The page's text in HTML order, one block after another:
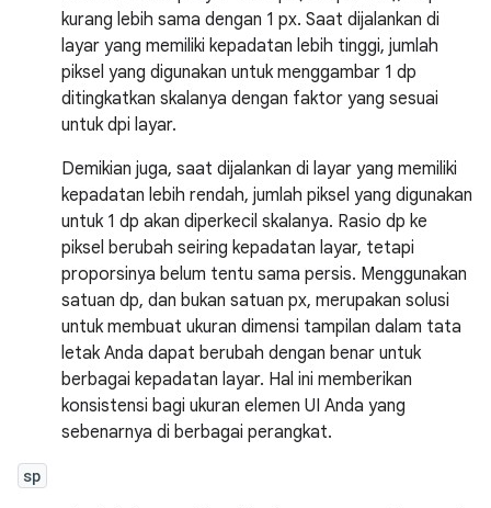
kurang lebih sama dengan 1 px. Saat dijalankan di
layar yang memiliki kepadatan lebih tinggi, jumlah
piksel yang digunakan untuk menggambar 1 dp
ditingkatkan skalanya dengan faktor yang sesuai
untuk dpi layar.
Demikian juga, saat dijalankan di layar yang memiliki
kepadatan lebih rendah, jumlah piksel yang digunakan
untuk 1 dp akan diperkecil skalanya. Rasio dp ke
piksel berubah seiring kepadatan layar, tetapi
proporsinya belum tentu sama persis. Menggunakan
satuan dp, dan bukan satuan px, merupakan solusi
untuk membuat ukuran dimensi tampilan dalam tata
letak Anda dapat berubah dengan benar untuk
berbagai kepadatan layar. Hal ini memberikan
konsistensi bagi ukuran elemen UI Anda yang
sebenarnya di berbagai perangkat.
sp